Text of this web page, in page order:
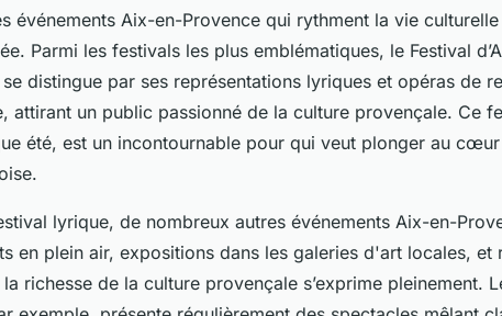
événements Aix-en-Provence qui rythment la vie
Parmi les festivals les plus emblématiques, le Festival
distingue par ses représentations lyriques et opéras de
attirant un public passionné de la culture provençale. Ce
été, est un incontournable pour qui veut plonger au
lyrique, de nombreux autres événements Aix-en-
en plein air, expositions dans les galeries d'art locales, et
richesse de la culture provençale s’exprime pleinement.